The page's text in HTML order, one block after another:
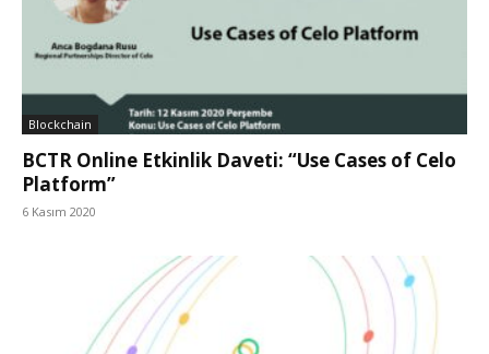
Blockchain
BCTR Online Etkinlik Daveti: “Use Cases of Celo
Platform”
6 Kasım 2020